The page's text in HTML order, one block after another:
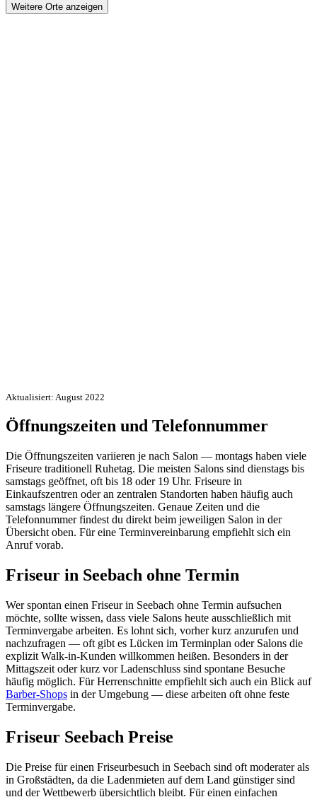
Weitere Orte anzeigen
Aktualisiert: August 2022
Öffnungszeiten und Telefonnummer
Die Öffnungszeiten variieren je nach Salon — montags haben viele
Friseure traditionell Ruhetag. Die meisten Salons sind dienstags bis
samstags geöffnet, oft bis 18 oder 19 Uhr. Friseure in
Einkaufszentren oder an zentralen Standorten haben häufig auch
samstags längere Öffnungszeiten. Genaue Zeiten und die
Telefonnummer findest du direkt beim jeweiligen Salon in der
Übersicht oben. Für eine Terminvereinbarung empfiehlt sich ein
Anruf vorab.
Friseur in Seebach ohne Termin
Wer spontan einen Friseur in Seebach ohne Termin aufsuchen
möchte, sollte wissen, dass viele Salons heute ausschließlich mit
Terminvergabe arbeiten. Es lohnt sich, vorher kurz anzurufen und
nachzufragen — oft gibt es Lücken im Terminplan oder Salons die
explizit Walk-in-Kunden willkommen heißen. Besonders in der
Mittagszeit oder kurz vor Ladenschluss sind spontane Besuche
häufig möglich. Für Herrenschnitte empfiehlt sich auch ein Blick auf
Barber-Shops in der Umgebung — diese arbeiten oft ohne feste
Terminvergabe.
Friseur Seebach Preise
Die Preise für einen Friseurbesuch in Seebach sind oft moderater als
in Großstädten, da die Ladenmieten auf dem Land günstiger sind
und der Wettbewerb übersichtlich bleibt. Für einen einfachen